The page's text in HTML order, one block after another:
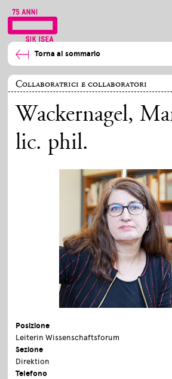
Torna al sommario
Collaboratrici e collaboratori
Wackernagel,
lic. phil.
Posizione
Leiterin Wissenschaftsforum
Sezione
Direktion
Telefono